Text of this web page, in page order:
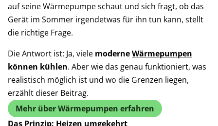
auf seine Wärmepumpe schaut und sich fragt, ob das
Gerät im Sommer irgendetwas für ihn tun kann, stellt
die richtige Frage.
Die Antwort ist: Ja, viele moderneWärmepumpen
können kühlen. Aber wie das genau funktioniert, was
realistisch möglich ist und wo die Grenzen liegen,
erzählt dieser Beitrag.
Mehr über Wärmepumpen erfahren
Das Prinzip: Heizen umgekehrt